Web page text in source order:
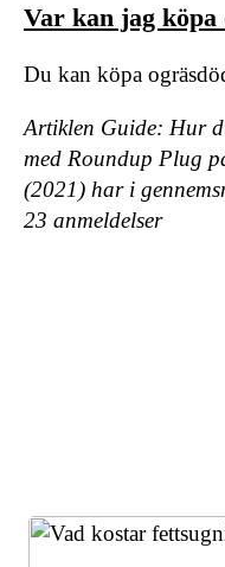
Var kan jag köpa
Du kan köpa
Artiklen Guide: Hur
med Roundup Plug
(2021) har i
23 anmeldelser